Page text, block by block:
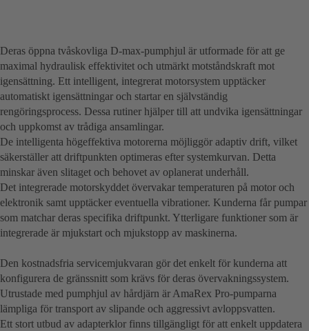
Deras öppna tvåskovliga D-max-pumphjul är utformade för att ge
maximal hydraulisk effektivitet och utmärkt motståndskraft mot
igensättning. Ett intelligent, integrerat motorsystem upptäcker
automatiskt igensättningar och startar en självständig
rengöringsprocess. Dessa rutiner hjälper till att undvika igensättningar
och uppkomst av trådiga ansamlingar.
De intelligenta högeffektiva motorerna möjliggör adaptiv drift, vilket
säkerställer att driftpunkten optimeras efter systemkurvan. Detta
minskar även slitaget och behovet av oplanerat underhåll.
Det integrerade motorskyddet övervakar temperaturen på motor och
elektronik samt upptäcker eventuella vibrationer. Kunderna får pumpar
som matchar deras specifika driftpunkt. Ytterligare funktioner som är
integrerade är mjukstart och mjukstopp av maskinerna.
Den kostnadsfria servicemjukvaran gör det enkelt för kunderna att
konfigurera de gränssnitt som krävs för deras övervakningssystem.
Utrustade med pumphjul av hårdjärn är AmaRex Pro-pumparna
lämpliga för transport av slipande och aggressivt avloppsvatten.
Ett stort utbud av adapterklor finns tillgängligt för att enkelt uppdatera